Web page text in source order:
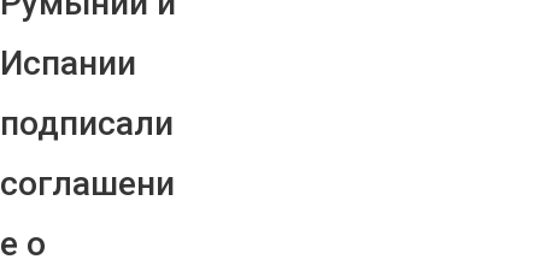
Испании
подписали
соглашени
е о